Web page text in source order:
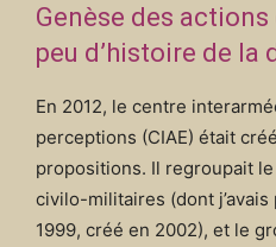
Genèse des actions
peu d’histoire de la
En 2012, le centre
perceptions (CIAE) était
propositions. Il regroupait
civilo-militaires (dont
1999, créé en 2002), et le